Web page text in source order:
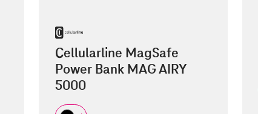
Cellularline MagSafe
Power Bank MAG AIRY
5000